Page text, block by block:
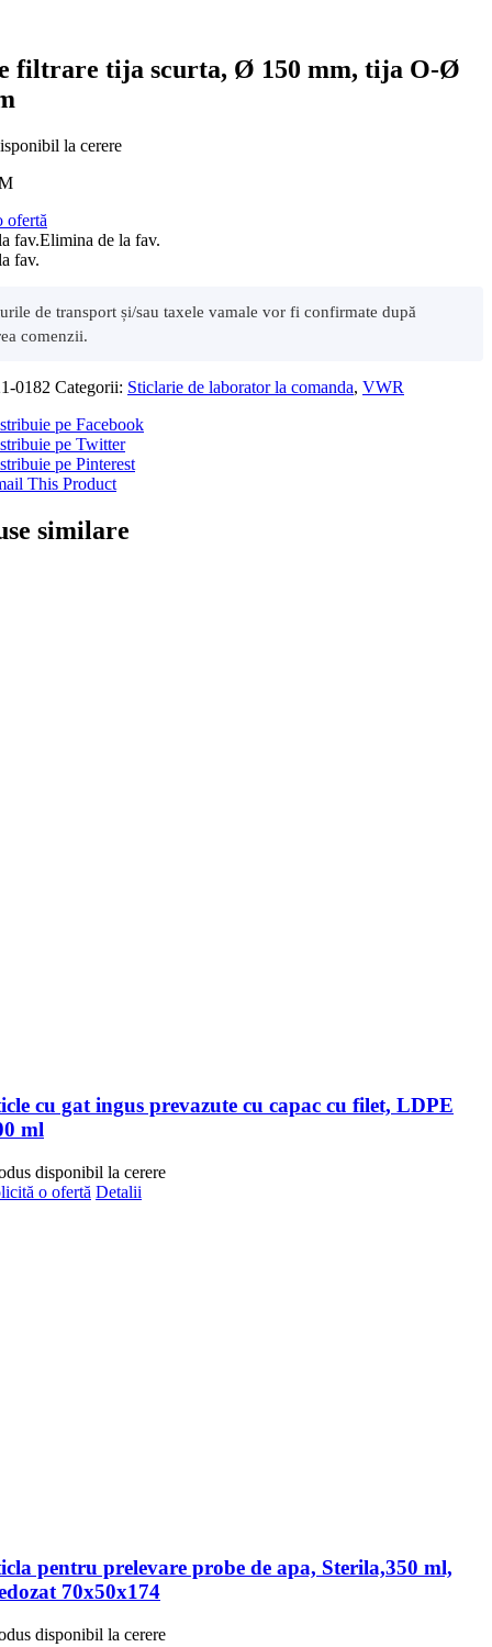
filtrare tija scurta, Ø 150 mm, tija O-Ø
la cerere
ofertă
fav.Elimina de la fav.
fav.
de transport și/sau taxele vamale vor fi confirmate după
comenzii.
0182 Categorii: Sticlarie de laborator la comanda, VWR
pe Facebook
pe Twitter
pe Pinterest
This Product
similare
cu gat ingus prevazute cu capac cu filet, LDPE
ml
disponibil la cerere
o ofertă Detalii
pentru prelevare probe de apa, Sterila,350 ml,
70x50x174
disponibil la cerere